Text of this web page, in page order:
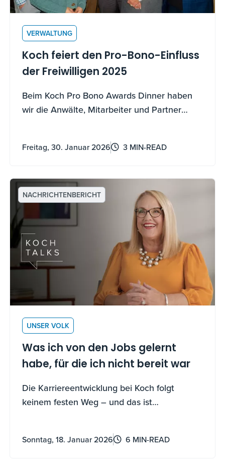
VERWALTUNG
Koch feiert den Pro-Bono-Einfluss
der Freiwilligen 2025
Beim Koch Pro Bono Awards Dinner haben
wir die Anwälte, Mitarbeiter und Partner
unsere Pro-Bono-Initiative zu machen. Mehr
diese Bemühungen unsere Fähigkeiten mit
echten Gemeinschaftsbedürfnissen und
bauen Barrieren für Chancen ab.
Freitag, 30. Januar 2026 3 MIN-READ
NACHRICHTENBERICHT
UNSER VOLK
Was ich von den Jobs gelernt
habe, für die ich nicht bereit war
Die Karriereentwicklung bei Koch folgt
keinem festen Weg – und das ist
wie sich ihre eigene Karriere entwickelt hat
Sonntag, 18. Januar 2026 6 MIN-READ